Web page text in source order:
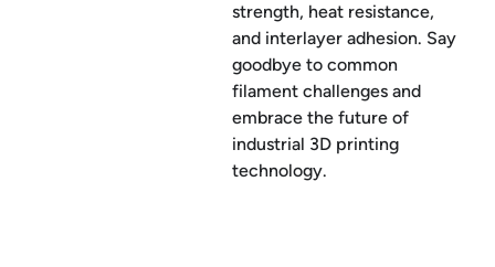
strength, heat resistance,
and interlayer adhesion. Say
goodbye to common
filament challenges and
embrace the future of
industrial 3D printing
technology.